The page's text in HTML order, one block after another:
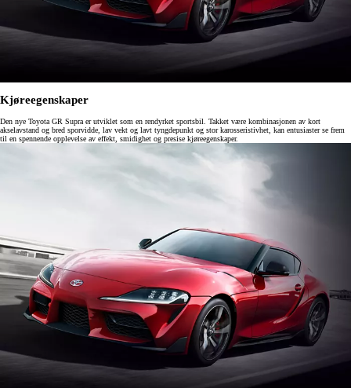
Kjøreegenskaper
Den nye Toyota GR Supra er utviklet som en rendyrket sportsbil. Takket være kombinasjonen av kort
akselavstand og bred sporvidde, lav vekt og lavt tyngdepunkt og stor karosseristivhet, kan entusiaster se frem
til en spennende opplevelse av effekt, smidighet og presise kjøreegenskaper.